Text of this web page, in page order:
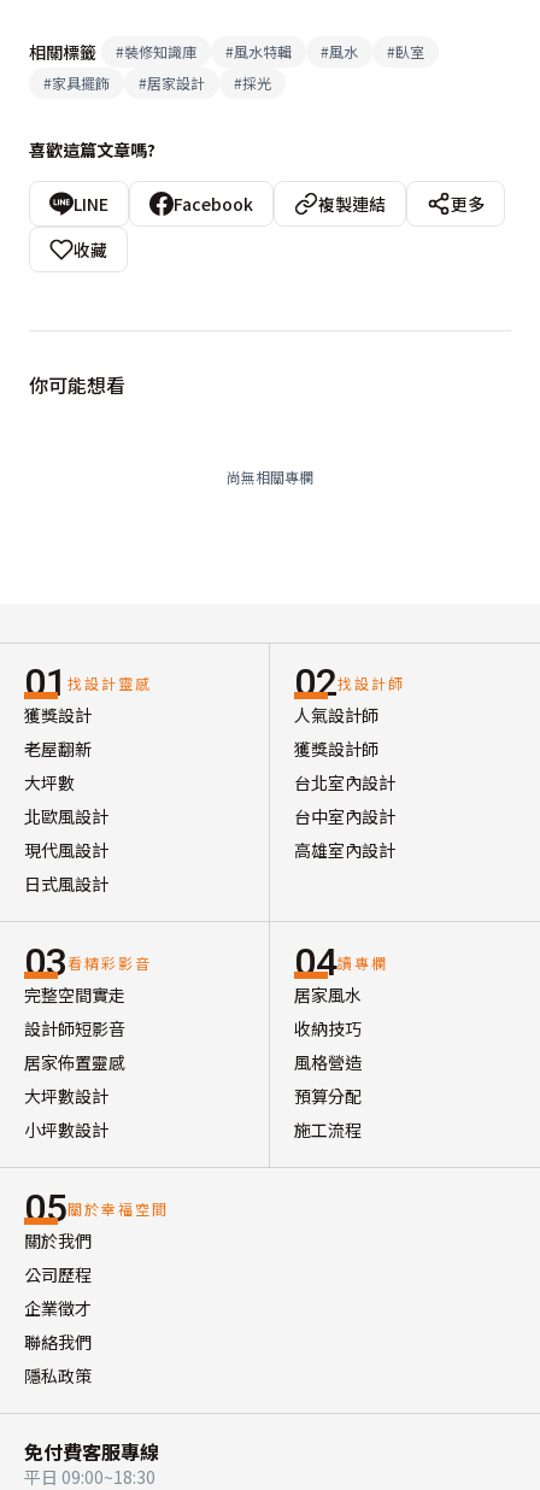
相關標籤 #裝修知識庫 #風水特輯 #風水 #臥室
#家具擺飾 #居家設計 #採光
喜歡這篇文章嗎?
LINE Facebook 複製連結
更多
收藏
你可能想看
尚無相關專欄
01 找設計靈感
獲獎設計
老屋翻新
大坪數
北歐風設計
現代風設計
日式風設計
02找設計師
人氣設計師
獲獎設計師
台北室內設計
台中室內設計
高雄室內設計
03看精彩影音
完整空間實走
設計師短影音
居家佈置靈感
大坪數設計
小坪數設計
04讀專欄
居家風水
收納技巧
風格營造
預算分配
施工流程
05關於幸福空間
關於我們
公司歷程
企業徵才
聯絡我們
隱私政策
免付費客服專線
平日 09:00~18:30